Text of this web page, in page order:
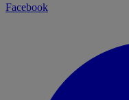
Facebook